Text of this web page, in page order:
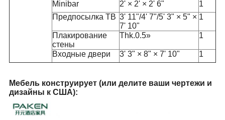
Minibar 2' × 2' × 2' 6"
1
Предпосылка ТВ 3' 11"/4' 7"/5' 3" × 5" ×
7' 10"
1
Плакирование
стены
Thk.0.5» 1
Входные двери 3' 3" × 8" × 7' 10" 1
Мебель конструирует (или делите ваши чертежи и
дизайны к США):